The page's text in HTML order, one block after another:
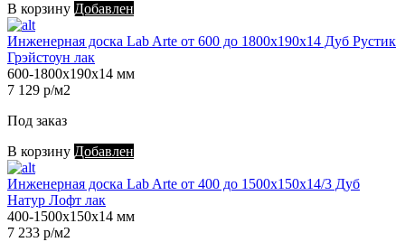
В корзину Добавлен
Инженерная доска Lab Arte от 600 до 1800х190х14 Дуб Рустик
Грэйстоун лак
600-1800х190х14 мм
7 129 р/м2
Под заказ
В корзину Добавлен
Инженерная доска Lab Arte от 400 до 1500х150х14/3 Дуб
Натур Лофт лак
400-1500х150х14 мм
7 233 р/м2